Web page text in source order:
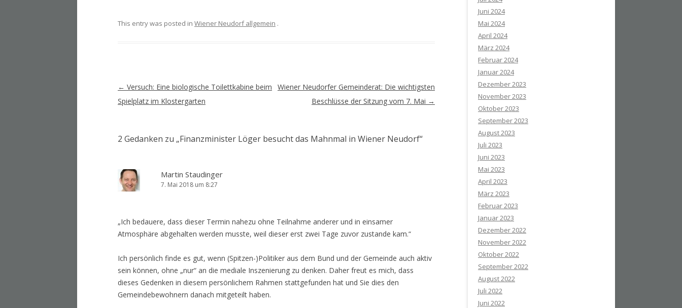
This entry was posted in Wiener Neudorf allgemein .
Artikel-
Navigation
← Versuch: Eine biologische Toilettkabine beim
Spielplatz im Klostergarten
Wiener Neudorfer Gemeinderat: Die wichtigsten
Beschlüsse der Sitzung vom 7. Mai →
2 Gedanken zu „Finanzminister Löger besucht das Mahnmal in Wiener Neudorf“
Martin Staudinger
7. Mai 2018 um 8:27
„Ich bedauere, dass dieser Termin nahezu ohne Teilnahme anderer und in einsamer
Atmosphäre abgehalten werden musste, weil dieser erst zwei Tage zuvor zustande kam.“
Ich persönlich finde es gut, wenn (Spitzen-)Politiker aus dem Bund und der Gemeinde auch aktiv
sein können, ohne „nur“ an die mediale Inszenierung zu denken. Daher freut es mich, dass
dieses Gedenken in diesem persönlichem Rahmen stattgefunden hat und Sie dies den
Gemeindebewohnern danach mitgeteilt haben.
Juni 2024
Mai 2024
April 2024
März 2024
Februar 2024
Januar 2024
Dezember 2023
November 2023
Oktober 2023
September 2023
August 2023
Juli 2023
Juni 2023
Mai 2023
April 2023
März 2023
Februar 2023
Januar 2023
Dezember 2022
November 2022
Oktober 2022
September 2022
August 2022
Juli 2022
Juni 2022